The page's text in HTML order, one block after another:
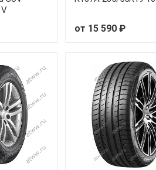
от 15 590 ₽